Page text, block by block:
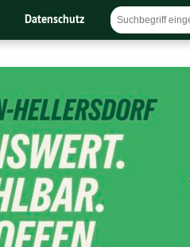
Datenschutz